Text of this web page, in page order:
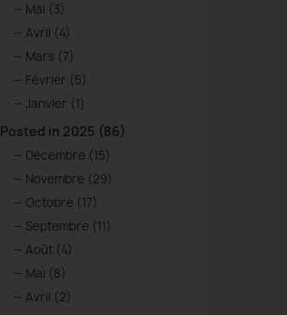
Mai (3)
Avril (4)
Mars (7)
Février (5)
Janvier (1)
Posted in 2025 (86)
Décembre (15)
Novembre (29)
Octobre (17)
Septembre (11)
Août (4)
Mai (8)
Avril (2)